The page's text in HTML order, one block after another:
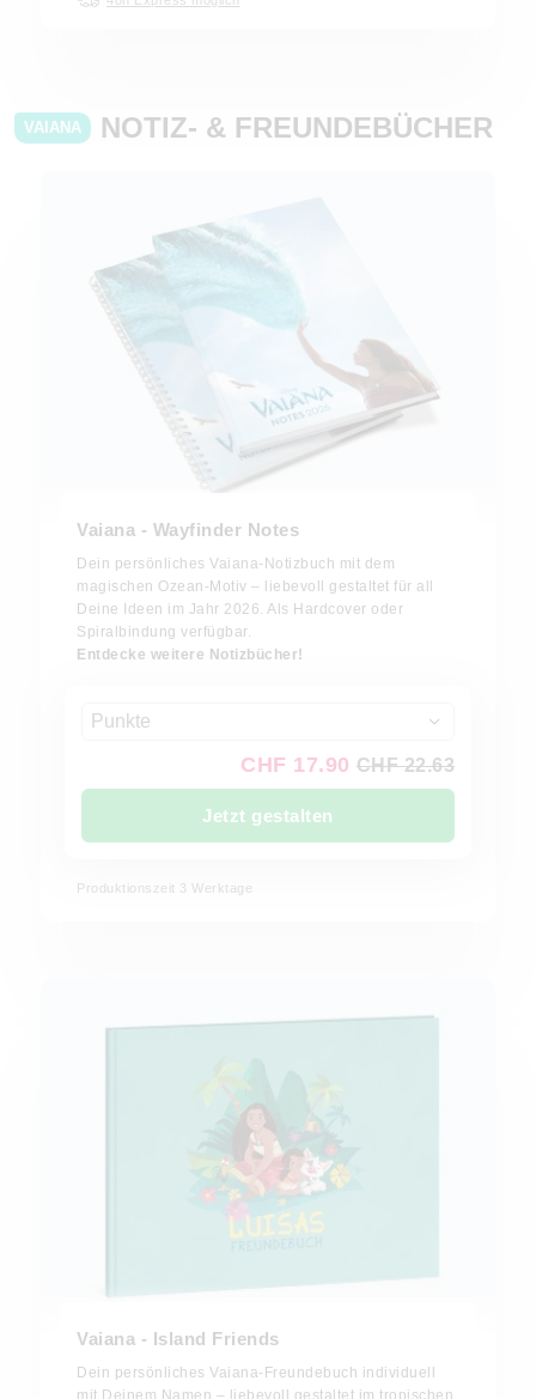
VAIANA NOTIZ- & FREUNDEBÜCHER
Vaiana - Wayfinder Notes
Dein persönliches Vaiana-Notizbuch mit dem
magischen Ozean-Motiv – liebevoll gestaltet für all
Deine Ideen im Jahr 2026. Als Hardcover oder
Spiralbindung verfügbar.
Entdecke weitere Notizbücher!
Punkte
CHF 17.90 CHF 22.63
Jetzt gestalten
Produktionszeit 3 Werktage
Vaiana - Island Friends
Dein persönliches Vaiana-Freundebuch individuell
mit Deinem Namen – liebevoll gestaltet im tropischen